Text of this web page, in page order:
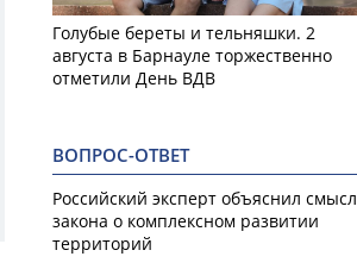
Голубые береты и тельняшки. 2
августа в Барнауле торжественно
отметили День ВДВ
ВОПРОС-ОТВЕТ
Российский эксперт объяснил смысл
закона о комплексном развитии
территорий